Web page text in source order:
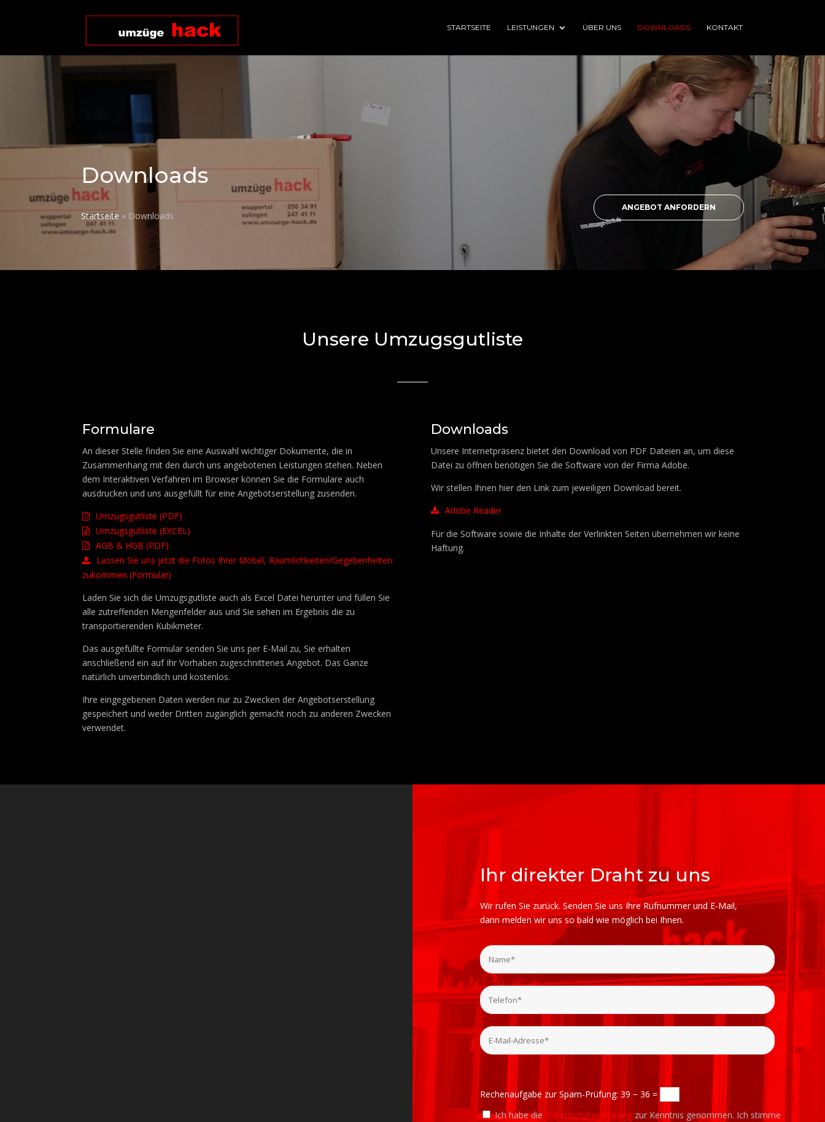
STARTSEITE LEISTUNGEN ÜBER UNS DOWNLOADS KONTAKT
Downloads
ANGEBOT ANFORDERN
Startseite » Downloads
Unsere Umzugsgutliste
Formulare
An dieser Stelle finden Sie eine Auswahl wichtiger Dokumente, die in
Zusammenhang mit den durch uns angebotenen Leistungen stehen. Neben
dem Interaktiven Verfahren im Browser können Sie die Formulare auch
ausdrucken und uns ausgefüllt für eine Angebotserstellung zusenden.
Umzugsgutliste (PDF)
Umzugsgutliste (EXCEL)
AGB & HGB (PDF)
Lassen Sie uns jetzt die Fotos Ihrer Möbel, Räumlichkeiten/Gegebenheiten
zukommen (Formular)
Laden Sie sich die Umzugsgutliste auch als Excel Datei herunter und füllen Sie
alle zutreffenden Mengenfelder aus und Sie sehen im Ergebnis die zu
transportierenden Kubikmeter.
Das ausgefüllte Formular senden Sie uns per E-Mail zu, Sie erhalten
anschließend ein auf Ihr Vorhaben zugeschnittenes Angebot. Das Ganze
natürlich unverbindlich und kostenlos.
Ihre eingegebenen Daten werden nur zu Zwecken der Angebotserstellung
gespeichert und weder Dritten zugänglich gemacht noch zu anderen Zwecken
verwendet.
Downloads
Unsere Internetpräsenz bietet den Download von PDF Dateien an, um diese
Datei zu öffnen benötigen Sie die Software von der Firma Adobe.
Wir stellen Ihnen hier den Link zum jeweiligen Download bereit.
Adobe Reader
Für die Software sowie die Inhalte der Verlinkten Seiten übernehmen wir keine
Haftung.
Ihr direkter Draht zu uns
Wir rufen Sie zurück. Senden Sie uns Ihre Rufnummer und E-Mail,
dann melden wir uns so bald wie möglich bei Ihnen.
Rechenaufgabe zur Spam-Prüfung: 39 − 36 =
Ich habe die Datenschutzerklärungzur Kenntnis genommen. Ich stimme